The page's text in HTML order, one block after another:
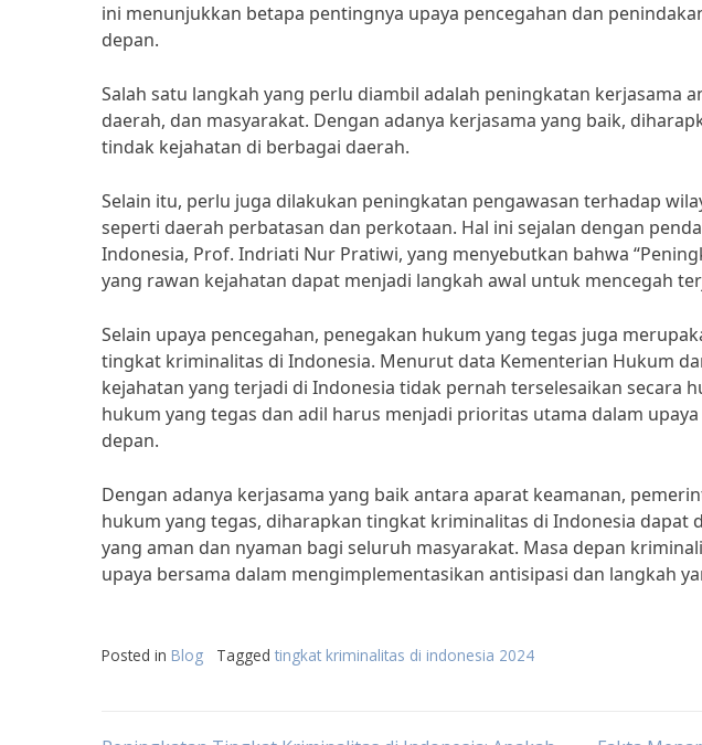
ini menunjukkan betapa pentingnya upaya pencegahan dan
depan.
Salah satu langkah yang perlu diambil adalah peningkatan kerjasama
daerah, dan masyarakat. Dengan adanya kerjasama yang baik,
tindak kejahatan di berbagai daerah.
Selain itu, perlu juga dilakukan peningkatan pengawasan terhadap
seperti daerah perbatasan dan perkotaan. Hal ini sejalan dengan
Indonesia, Prof. Indriati Nur Pratiwi, yang menyebutkan bahwa
yang rawan kejahatan dapat menjadi langkah awal untuk mencegah
Selain upaya pencegahan, penegakan hukum yang tegas juga
tingkat kriminalitas di Indonesia. Menurut data Kementerian Hukum
kejahatan yang terjadi di Indonesia tidak pernah terselesaikan secara
hukum yang tegas dan adil harus menjadi prioritas utama dalam
depan.
Dengan adanya kerjasama yang baik antara aparat keamanan,
hukum yang tegas, diharapkan tingkat kriminalitas di Indonesia dapat
yang aman dan nyaman bagi seluruh masyarakat. Masa depan
upaya bersama dalam mengimplementasikan antisipasi dan langkah
Posted in Blog Tagged tingkat kriminalitas di indonesia 2024